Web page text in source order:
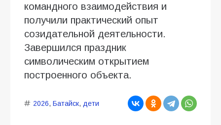
командного взаимодействия и
получили практический опыт
созидательной деятельности.
Завершился праздник
символическим открытием
построенного объекта.
2026, Батайск, дети